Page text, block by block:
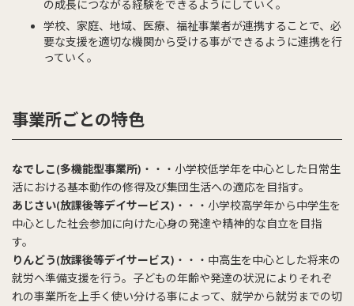
の成長につながる経験をできるようにしていく。
学校、家庭、地域、医療、福祉事業者が連携することで、必
要な支援を適切な機関から受ける事ができるように連携を行
っていく。
事業所ごとの特色
なでしこ(多機能型事業所) ・・・小学校低学年を中心とした日常生
活における基本動作の修得及び集団生活への適応を目指す。
あじさい(放課後等デイサービス) ・・・小学校高学年から中学生を
中心とした社会参加に向けた心身の発達や精神的な自立を目指
す。
りんどう(放課後等デイサービス) ・・・中高生を中心とした将来の
就労へ準備支援を行う。子どもの年齢や発達の状況によりそれぞ
れの事業所を上手く使い分ける事によって、就学から就労までの切